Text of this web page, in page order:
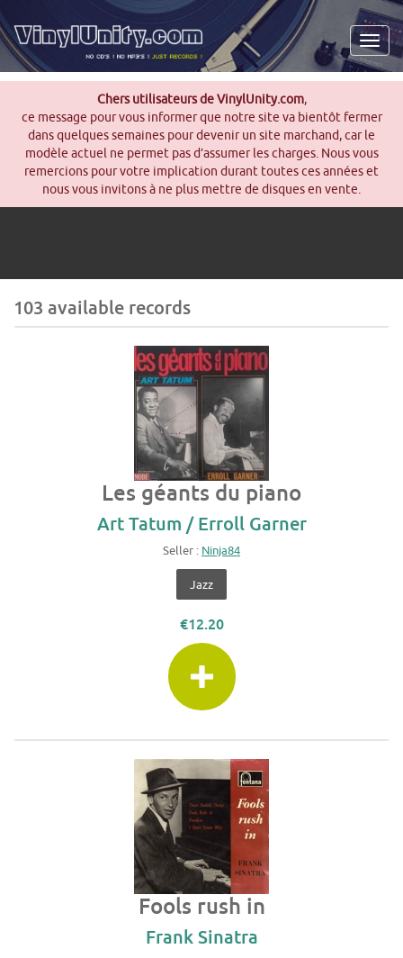
Chers utilisateurs de VinylUnity.com,
ce message pour vous informer que notre site va bientôt fermer
dans quelques semaines pour devenir un site marchand, car le
modèle actuel ne permet pas d’assumer les charges. Nous vous
remercions pour votre implication durant toutes ces années et
nous vous invitons à ne plus mettre de disques en vente.
103 available records
Les géants du piano
Art Tatum / Erroll Garner
Seller : Ninja84
Jazz
€12.20
Fools rush in
Frank Sinatra